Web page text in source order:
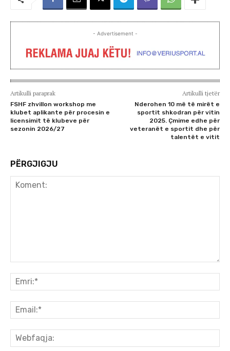
- Advertisement -
Artikulli paraprak
FSHF zhvillon workshop me
klubet aplikante për procesin e
licensimit të klubeve për
sezonin 2026/27
Artikulli tjetër
Nderohen 10 më të mirët e
sportit shkodran për vitin
2025. Çmime edhe për
veteranët e sportit dhe për
talentët e vitit
PËRGJIGJU